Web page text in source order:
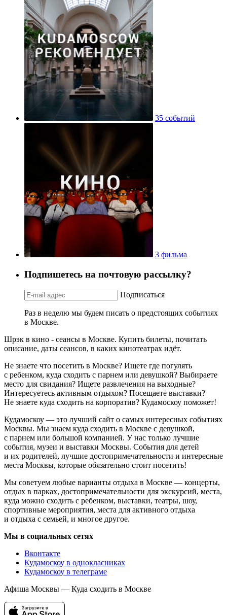
35 событий
3 фильма
Подпишетесь на почтовую рассылку?
Подписаться
Раз в неделю мы будем писать о предстоящих событиях
в Москве.
Шрэк в кино - сеансы в Москве. Купить билеты, почитать
описание, даты сеансов, в каких кинотеатрах идёт.
Не знаете что посетить в Москве? Ищете где погулять
с ребенком, куда сходить с парнем или девушкой? Выбираете
место для свидания? Ищете развлечения на выходные?
Интересуетесь активным отдыхом? Посещаете выставки?
Не знаете куда сходить на корпоратив? Кудамоскоу поможет!
Кудамоскоу — это лучший сайт о самых интересных событиях
Москвы. Мы знаем куда сходить в Москве с девушкой,
с парнем или большой компанией. У нас только лучшие
события, музеи и выставки Москвы. События для детей
и их родителей, лучшие достопримечательности и интересные
места Москвы, которые обязательно стоит посетить!
Мы советуем любые варианты отдыха в Москве — концерты,
отдых в парках, достопримечательности для экскурсий, места,
куда можно сходить с ребенком, выставки, театры, шоу,
спортивные мероприятия, места для активного отдыха
и отдыха с семьей, и многое другое.
Мы в социальных сетях
Вконтакте
Кудамоскоу в однокласниках
Кудамоскоу в телеграме
Афиша Москвы — Куда сходить в Москве